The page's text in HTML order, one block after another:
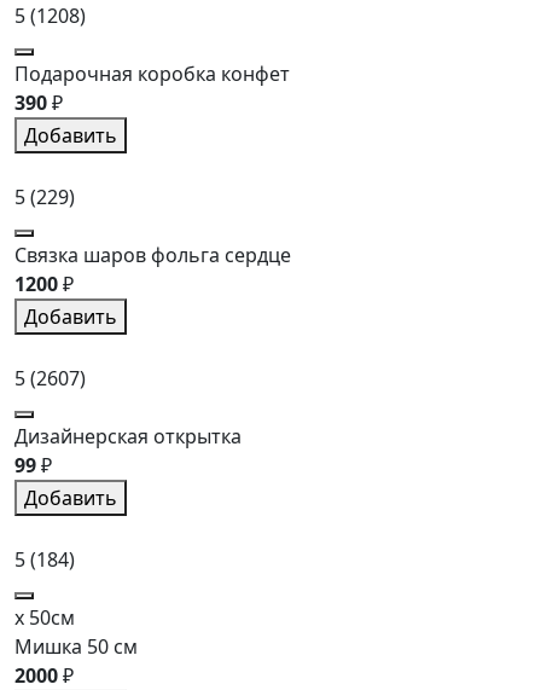
5(1208)
Подарочная коробка конфет
390₽
Добавить
5(229)
Связка шаров фольга сердце
1200₽
Добавить
5(2607)
Дизайнерская открытка
99₽
Добавить
5(184)
x 50см
Мишка 50 см
2000₽